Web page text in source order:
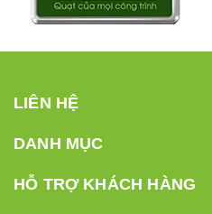
LIÊN HỆ
DANH MỤC
HỖ TRỢ KHÁCH HÀNG